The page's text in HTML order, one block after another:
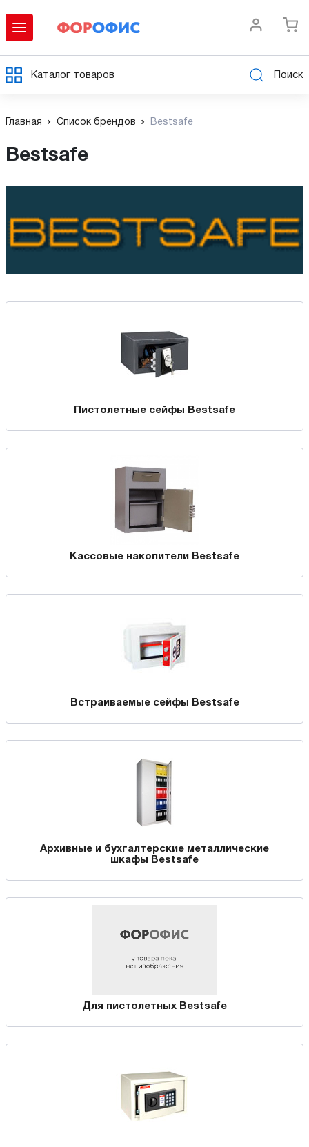
Каталог товаров Поиск
Главная Список брендов Bestsafe
Bestsafe
Пистолетные сейфы Bestsafe
Кассовые накопители Bestsafe
Встраиваемые сейфы Bestsafe
Архивные и бухгалтерские металлические
шкафы Bestsafe
Для пистолетных Bestsafe